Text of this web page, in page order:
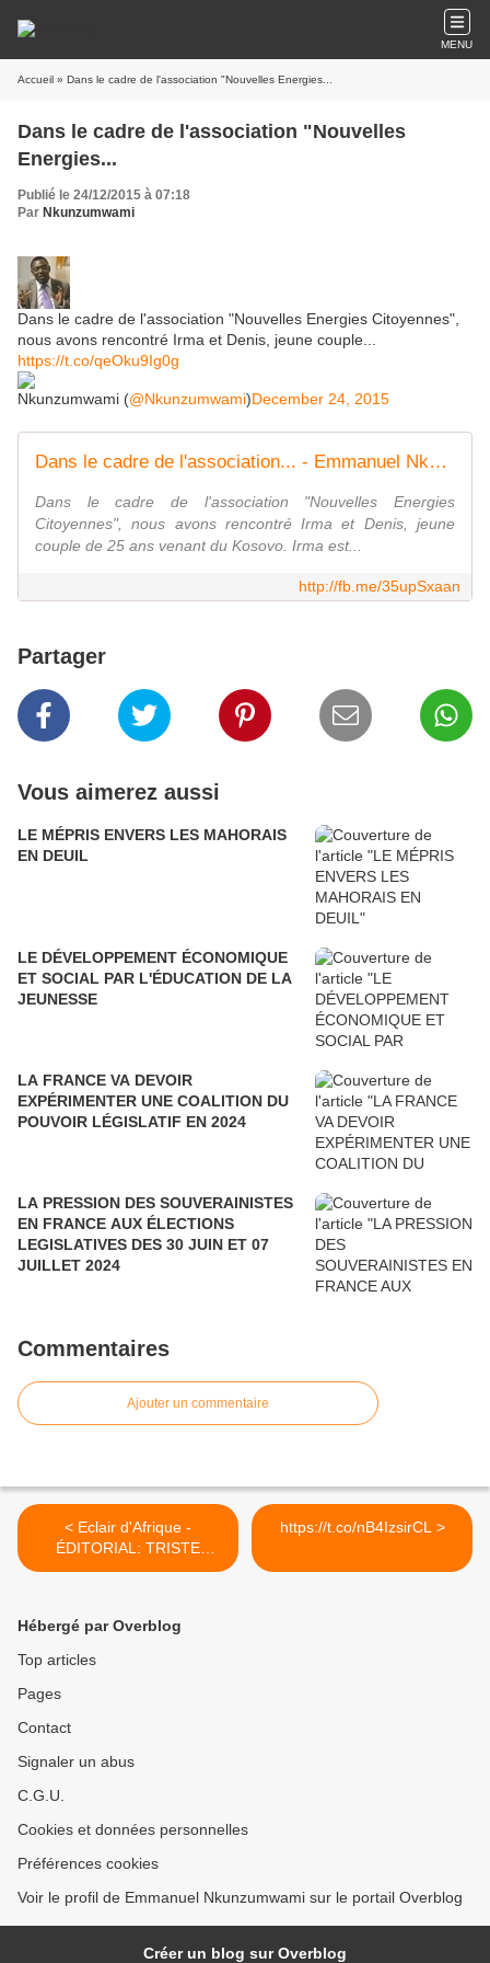
MENU
Accueil » Dans le cadre de l'association "Nouvelles Energies...
Dans le cadre de l'association "Nouvelles
Energies...
Publié le 24/12/2015 à 07:18
Par Nkunzumwami
Dans le cadre de l'association "Nouvelles Energies Citoyennes",
nous avons rencontré Irma et Denis, jeune couple...
https://t.co/qeOku9Ig0g
Nkunzumwami (@Nkunzumwami)December 24, 2015
Dans le cadre de l'association... - Emmanuel Nkunzumwami | Facebook
Dans le cadre de l'association "Nouvelles Energies
Citoyennes", nous avons rencontré Irma et Denis, jeune
couple de 25 ans venant du Kosovo. Irma est...
http://fb.me/35upSxaan
Partager
Vous aimerez aussi
LE MÉPRIS ENVERS LES MAHORAIS
EN DEUIL
LE DÉVELOPPEMENT ÉCONOMIQUE
ET SOCIAL PAR L'ÉDUCATION DE LA
JEUNESSE
LA FRANCE VA DEVOIR
EXPÉRIMENTER UNE COALITION DU
POUVOIR LÉGISLATIF EN 2024
LA PRESSION DES SOUVERAINISTES
EN FRANCE AUX ÉLECTIONS
LEGISLATIVES DES 30 JUIN ET 07
JUILLET 2024
Commentaires
Ajouter un commentaire
< Eclair d'Afrique -
ÉDITORIAL: TRISTE
RÉALITÉ AU...
https://t.co/nB4IzsirCL >
Hébergé par Overblog
Top articles
Pages
Contact
Signaler un abus
C.G.U.
Cookies et données personnelles
Préférences cookies
Voir le profil de Emmanuel Nkunzumwami sur le portail Overblog
Créer un blog sur Overblog